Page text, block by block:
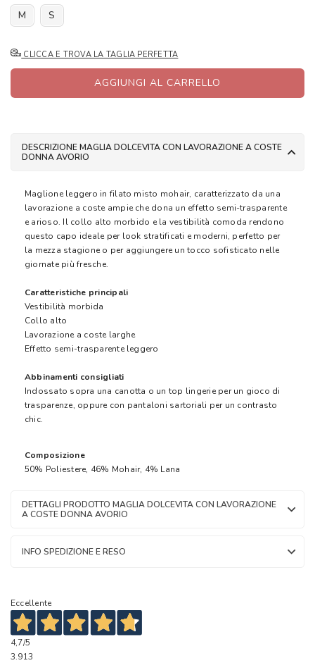
M S
CLICCA E TROVA LA TAGLIA PERFETTA
AGGIUNGI AL CARRELLO
DESCRIZIONE MAGLIA DOLCEVITA CON LAVORAZIONE A COSTE
DONNA AVORIO
Maglione leggero in filato misto mohair, caratterizzato da una
lavorazione a coste ampie che dona un effetto semi-trasparente
e arioso. Il collo alto morbido e la vestibilità comoda rendono
questo capo ideale per look stratificati e moderni, perfetto per
la mezza stagione o per aggiungere un tocco sofisticato nelle
giornate più fresche.
Caratteristiche principali
Vestibilità morbida
Collo alto
Lavorazione a coste larghe
Effetto semi-trasparente leggero
Abbinamenti consigliati
Indossato sopra una canotta o un top lingerie per un gioco di
trasparenze, oppure con pantaloni sartoriali per un contrasto
chic.
Composizione
50% Poliestere, 46% Mohair, 4% Lana
DETTAGLI PRODOTTO MAGLIA DOLCEVITA CON LAVORAZIONE
A COSTE DONNA AVORIO
INFO SPEDIZIONE E RESO
Eccellente
4,7/5
3.913